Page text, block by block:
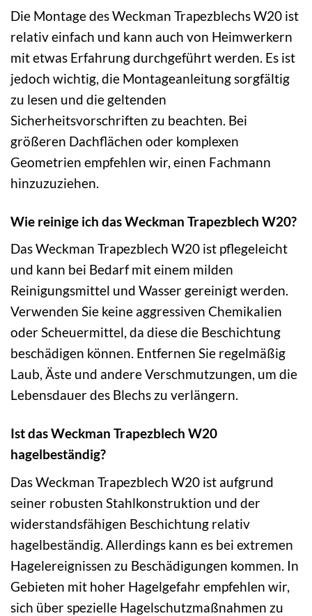
Die Montage des Weckman Trapezblechs W20 ist
relativ einfach und kann auch von Heimwerkern
mit etwas Erfahrung durchgeführt werden. Es ist
jedoch wichtig, die Montageanleitung sorgfältig
zu lesen und die geltenden
Sicherheitsvorschriften zu beachten. Bei
größeren Dachflächen oder komplexen
Geometrien empfehlen wir, einen Fachmann
hinzuzuziehen.
Wie reinige ich das Weckman Trapezblech W20?
Das Weckman Trapezblech W20 ist pflegeleicht
und kann bei Bedarf mit einem milden
Reinigungsmittel und Wasser gereinigt werden.
Verwenden Sie keine aggressiven Chemikalien
oder Scheuermittel, da diese die Beschichtung
beschädigen können. Entfernen Sie regelmäßig
Laub, Äste und andere Verschmutzungen, um die
Lebensdauer des Blechs zu verlängern.
Ist das Weckman Trapezblech W20
hagelbeständig?
Das Weckman Trapezblech W20 ist aufgrund
seiner robusten Stahlkonstruktion und der
widerstandsfähigen Beschichtung relativ
hagelbeständig. Allerdings kann es bei extremen
Hagelereignissen zu Beschädigungen kommen. In
Gebieten mit hoher Hagelgefahr empfehlen wir,
sich über spezielle Hagelschutzmaßnahmen zu